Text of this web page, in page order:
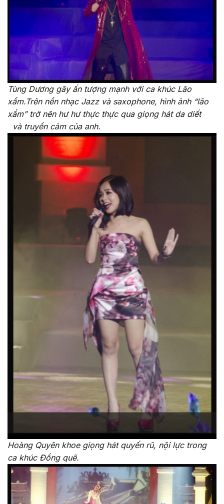
Tùng Dương gây ấn tượng mạnh với ca khúc Lão
xẩm.Trên nền nhạc Jazz và saxophone, hình ảnh “lão
xẩm” trở nên hư hư thực thực qua giọng hát da diết
và truyền cảm của anh.
Hoàng Quyên khoe giọng hát quyến rũ, nội lực trong
ca khúc Đồng quê.